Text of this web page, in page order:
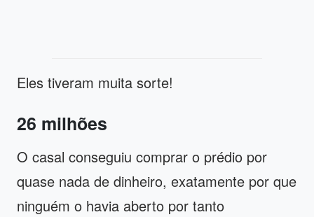
Eles tiveram muita sorte!
26 milhões
O casal conseguiu comprar o prédio por
quase nada de dinheiro, exatamente por que
ninguém o havia aberto por tanto